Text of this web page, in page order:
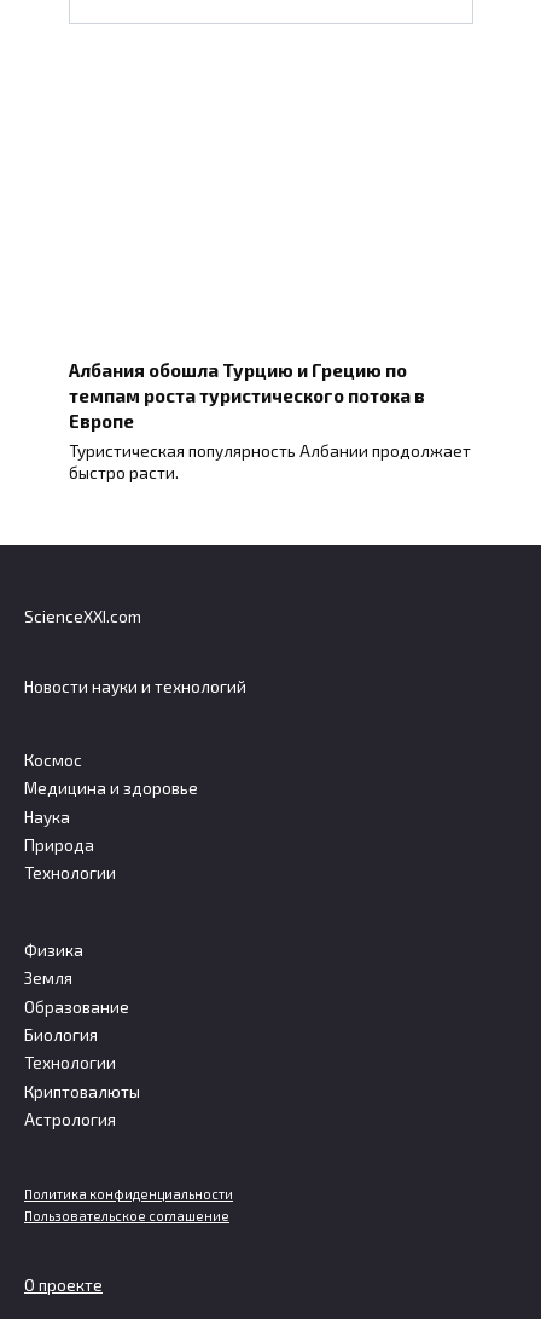
Албания обошла Турцию и Грецию по
темпам роста туристического потока в
Европе
Туристическая популярность Албании продолжает
быстро расти.
ScienceXXI.com
Новости науки и технологий
Космос
Медицина и здоровье
Наука
Природа
Технологии
Физика
Земля
Образование
Биология
Технологии
Криптовалюты
Астрология
Политика конфиденциальности
Пользовательское соглашение
О проекте